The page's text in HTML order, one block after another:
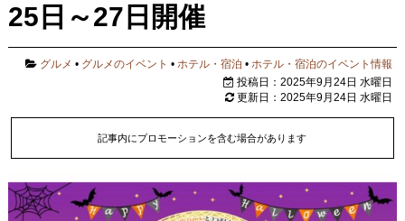
25日～27日開催
グルメ • グルメのイベント •ホテル・宿泊 •ホテル・宿泊のイベント情報
投稿日：2025年9月24日 水曜日
更新日：2025年9月24日 水曜日
記事内にプロモーションを含む場合があります